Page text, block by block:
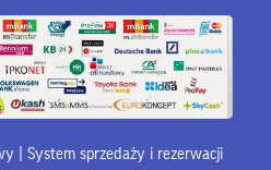
| System sprzedaży i rezerwacji